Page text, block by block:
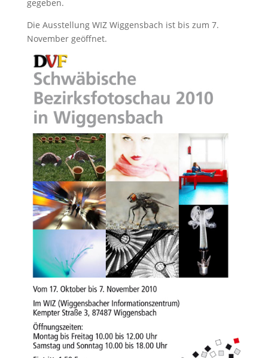
gegeben.
Die Ausstellung WIZ Wiggensbach ist bis zum 7.
November geöffnet.